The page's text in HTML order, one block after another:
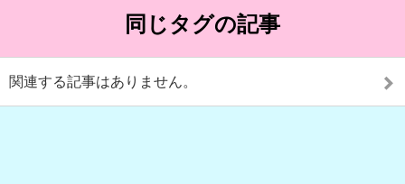
同じタグの記事
関連する記事はありません。